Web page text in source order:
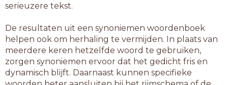
serieuzere tekst.
De resultaten uit een synoniemen woordenboek
helpen ook om herhaling te vermijden. In plaats van
meerdere keren hetzelfde woord te gebruiken,
zorgen synoniemen ervoor dat het gedicht fris en
dynamisch blijft. Daarnaast kunnen specifieke